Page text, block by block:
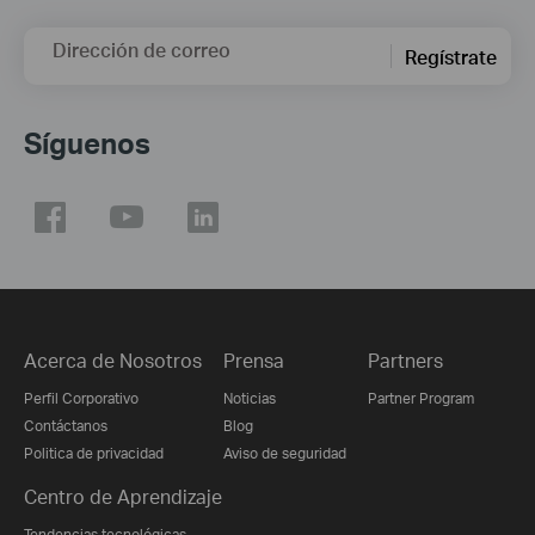
Dirección de correo Regístrate
Síguenos
Acerca de Nosotros
Perfil Corporativo
Contáctanos
Politica de privacidad
Prensa
Noticias
Blog
Aviso de seguridad
Partners
Partner Program
Centro de Aprendizaje